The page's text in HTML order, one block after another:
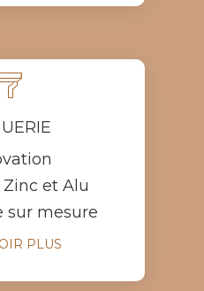
et Alu
sur mesure
PLUS